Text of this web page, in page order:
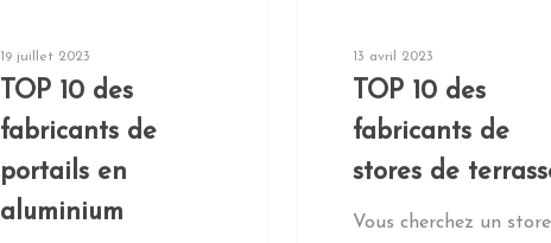
19 juillet 2023
TOP 10 des
fabricants de
portails en
aluminium
13 avril 2023
TOP 10 des
fabricants de
stores de
Vous cherchez un store